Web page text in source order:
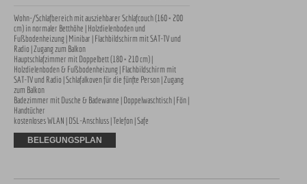
Wohn-/Schlafbereich mit ausziehbarer Schlafcouch (160 × 200
cm) in normaler Betthöhe | Holzdielenboden und
Fußbodenheizung | Minibar | Flachbildschirm mit SAT-TV und
Radio | Zugang zum Balkon
Hauptschlafzimmer mit Doppelbett (180 × 210 cm) |
Holzdielenboden & Fußbodenheizung | Flachbildschirm mit
SAT-TV und Radio | Schlafalkoven für die fünfte Person | Zugang
zum Balkon
Badezimmer mit Dusche & Badewanne | Doppelwaschtisch | Fön |
Handtücher
kostenloses WLAN | DSL-Anschluss | Telefon | Safe
BELEGUNGSPLAN